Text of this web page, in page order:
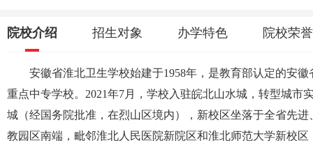
院校介绍 招生对象 办学特色 院校荣誉
安徽省淮北卫生学校始建于1958年，是教育部认定的安
重点中专学校。2021年7月，学校入驻皖北山水城，转型城市
城（经国务院批准，在烈山区境内），新校区坐落于全省先进
教园区南端，毗邻淮北人民医院新院区和淮北师范大学新校区